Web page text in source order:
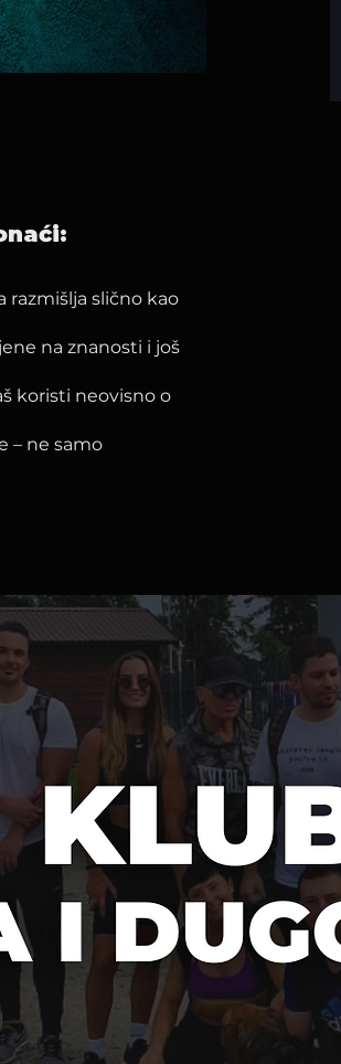
razmišlja slično kao
na znanosti i još
koristi neovisno o
– ne samo